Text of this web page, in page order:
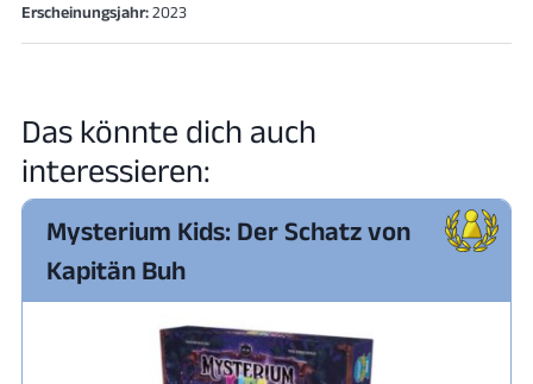
Erscheinungsjahr:2023
Das könnte dich auch
interessieren:
Mysterium Kids: Der Schatz von
Kapitän Buh